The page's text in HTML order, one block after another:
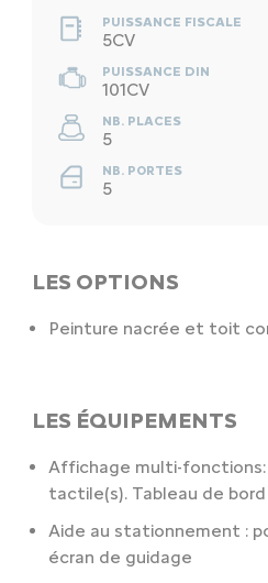
PUISSANCE FISCALE
5CV
PUISSANCE DIN
101CV
NB. PLACES
5
NB. PORTES
5
LES OPTIONS
Peinture nacrée et toit
LES ÉQUIPEMENTS
Affichage multi-fonctions:
tactile(s). Tableau de
Aide au stationnement :
écran de guidage